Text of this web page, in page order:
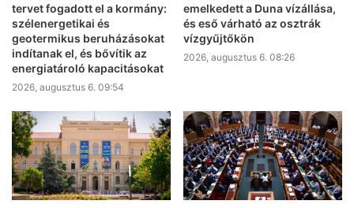
tervet fogadott el a kormány:
szélenergetikai és
geotermikus beruházásokat
indítanak el, és bővítik az
energiatároló kapacitásokat
2026, augusztus 6. 09:54
emelkedett a Duna vízállása,
és eső várható az osztrák
vízgyűjtőkön
2026, augusztus 6. 08:26